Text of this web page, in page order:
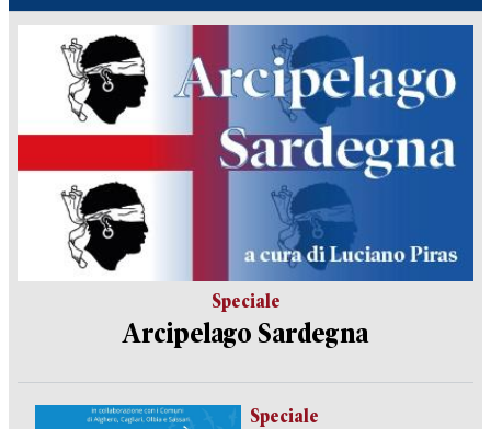
Speciale
Arcipelago Sardegna
Speciale